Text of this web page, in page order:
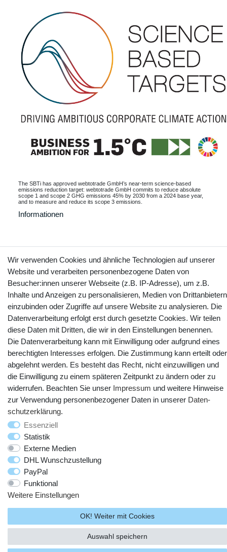
The SBTi has approved webtotrade GmbH’s near-term science-based
emissions reduction target: webtotrade GmbH commits to reduce absolute
scope 1 and scope 2 GHG emissions 45% by 2030 from a 2024 base year,
and to measure and reduce its scope 3 emissions.
Informationen
Vertrag widerrufen Kontakt
Facebook Instagram
© Copyright 2025 webtotrade GmbH. Alle Rechte vorbehalten.
Wir verwenden Cookies und ähnliche Technologien auf unserer
Website und verarbeiten personenbezogene Daten von
Besucher:innen unserer Webseite (z.B. IP-Adresse), um z.B.
Inhalte und Anzeigen zu personalisieren, Medien von Drittanbietern
einzubinden oder Zugriffe auf unsere Website zu analysieren. Die
Datenverarbeitung erfolgt erst durch gesetzte Cookies. Wir teilen
diese Daten mit Dritten, die wir in den Einstellungen benennen.
Die Datenverarbeitung kann mit Einwilligung oder aufgrund eines
berechtigten Interesses erfolgen. Die Zustimmung kann erteilt oder
abgelehnt werden. Es besteht das Recht, nicht einzuwilligen und
die Einwilligung zu einem späteren Zeitpunkt zu ändern oder zu
widerrufen. Beachten Sie unser Impressum und weitere Hinweise
zur Verwendung personenbezogener Daten in unserer Daten­
schutz­erklärung.
Essenziell
Statistik
Externe Medien
DHL Wunschzustellung
PayPal
Funktional
Weitere Einstellungen
OK! Weiter mit Cookies
Auswahl speichern